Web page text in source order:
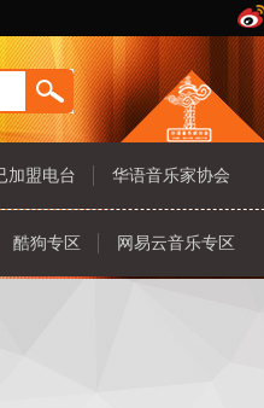
加盟电台 华语音乐家协会
酷狗专区 网易云音乐专区